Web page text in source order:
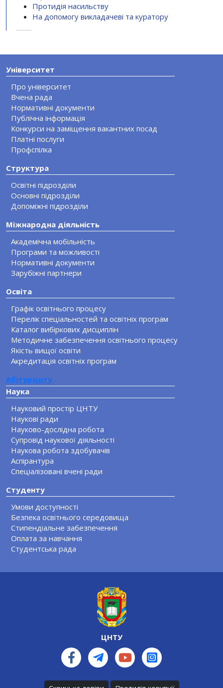
Протидія насильству
На допомогу викладачеві та куратору
Університет
Про університет
Вчена рада
Нормативні документи
Публічна інформація
Конкурси на заміщення вакантних посад
Платні послуги
Профспілка
Структура
Освітні підрозділи
Основні підрозділи
Допоміжні підрозділи
Міжнародна діяльність
Академічна мобільність
Програми та можливості
Нормативні документи
Зарубіжні партнери
Освіта
Графік освітнього процесу
Перелік спеціальностей та освітніх програм
Каталог вибіркових дисциплін
Методичне забезпечення освітнього процесу
Якість вищої освіти
Акредитація освітніх програм
Абітурієнту
Наука
Науковий простір ЦНТУ
Наукові ради
Науково-дослідна робота
Супровід наукової діяльності
Наукова робота здобувачів
Аспірантура
Спеціалізовані вчені ради
Студенту
Умови доступності
Безпека освітнього середовища
Стипендіальне забезпечення
Оплата за навчання
Студентська рада
ЦНТУ